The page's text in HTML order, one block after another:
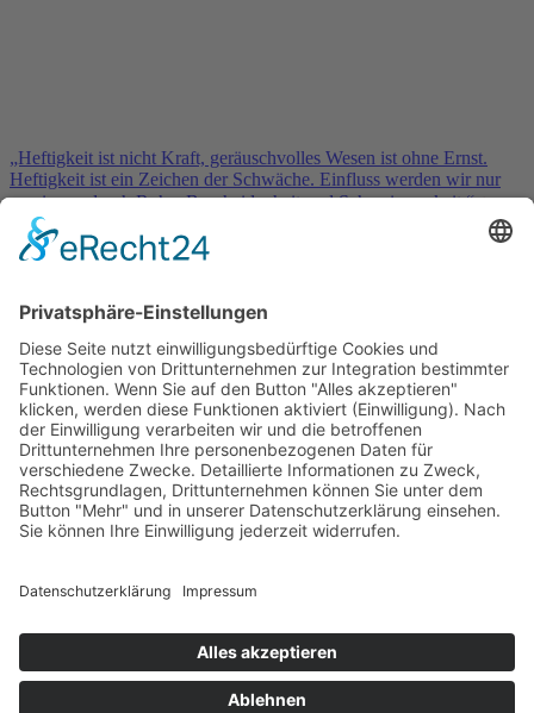
„Heftigkeit ist nicht Kraft, geräuschvolles Wesen ist ohne Ernst.
Heftigkeit ist ein Zeichen der Schwäche. Einfluss werden wir nur
gewinnen durch Ruhe, Bescheidenheit und Schweigsamkeit.“➮
Charles Kingsley
Service & Kontakt
Welt-der-Zitate.com
Über unsere Zitate Sammlung
Datenschutz
Social Media Police
Impressum
Schöne Sprüche
Beliebte Themen